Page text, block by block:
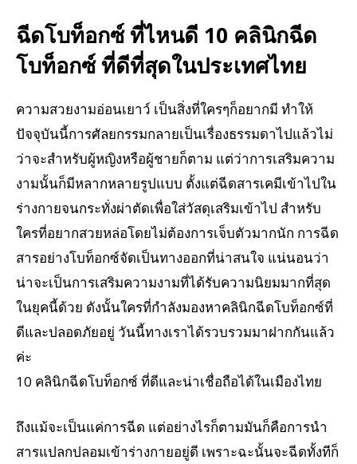
ฉีดโบท็อกซ์ ที่ไหนดี 10 คลินิกฉีด
โบท็อกซ์ ที่ดีที่สุดในประเทศไทย
ความสวยงามอ่อนเยาว์ เป็นสิ่งที่ใครๆก็อยากมี ทำให้
ปัจจุบันนี้การศัลยกรรมกลายเป็นเรื่องธรรมดาไปแล้วไม่
ว่าจะสำหรับผู้หญิงหรือผู้ชายก็ตาม แต่ว่าการเสริมความ
งามนั้นก็มีหลากหลายรูปแบบ ตั้งแต่ฉีดสารเคมีเข้าไปใน
ร่างกายจนกระทั่งผ่าตัดเพื่อใส่วัสดุเสริมเข้าไป สำหรับ
ใครที่อยากสวยหล่อโดยไม่ต้องการเจ็บตัวมากนัก การฉีด
สารอย่างโบท็อกซ์จัดเป็นทางออกที่น่าสนใจ แน่นอนว่า
น่าจะเป็นการเสริมความงามที่ได้รับความนิยมมากที่สุด
ในยุคนี้ด้วย ดังนั้นใครที่กำลังมองหาคลินิกฉีดโบท็อกซ์ที่
ดีและปลอดภัยอยู่ วันนี้ทางเราได้รวบรวมมาฝากกันแล้ว
ค่ะ
10 คลินิกฉีดโบท็อกซ์ ที่ดีและน่าเชื่อถือได้ในเมืองไทย
ถึงแม้จะเป็นแค่การฉีด แต่อย่างไรก็ตามมันก็คือการนำ
สารแปลกปลอมเข้าร่างกายอยู่ดี เพราะฉะนั้นจะฉีดทั้งทีก็